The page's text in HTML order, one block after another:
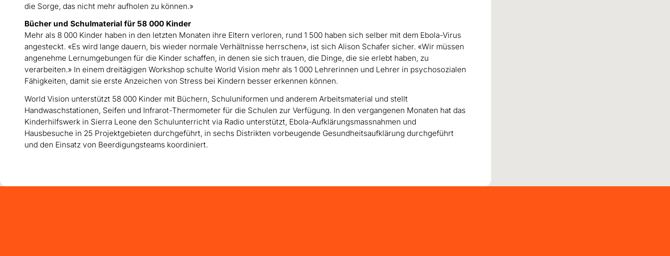
die Sorge, das nicht mehr aufholen zu können.»
Bücher und Schulmaterial für 58 000 Kinder
Mehr als 8 000 Kinder haben in den letzten Monaten ihre Eltern verloren, rund 1 500 haben sich selber mit dem Ebola-Virus
angesteckt. «Es wird lange dauern, bis wieder normale Verhältnisse herrschen», ist sich Alison Schafer sicher. «Wir müssen
angenehme Lernumgebungen für die Kinder schaffen, in denen sie sich trauen, die Dinge, die sie erlebt haben, zu
verarbeiten.» In einem dreitägigen Workshop schulte World Vision mehr als 1 000 Lehrerinnen und Lehrer in psychosozialen
Fähigkeiten, damit sie erste Anzeichen von Stress bei Kindern besser erkennen können.
World Vision unterstützt 58 000 Kinder mit Büchern, Schuluniformen und anderem Arbeitsmaterial und stellt
Handwaschstationen, Seifen und Infrarot-Thermometer für die Schulen zur Verfügung. In den vergangenen Monaten hat das
Kinderhilfswerk in Sierra Leone den Schulunterricht via Radio unterstützt, Ebola-Aufklärungsmassnahmen und
Hausbesuche in 25 Projektgebieten durchgeführt, in sechs Distrikten vorbeugende Gesundheitsaufklärung durchgeführt
und den Einsatz von Beerdigungsteams koordiniert.